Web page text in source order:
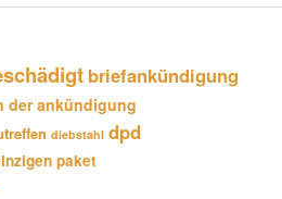
briefankündigung
der ankündigung
diebstahl dpd
paket